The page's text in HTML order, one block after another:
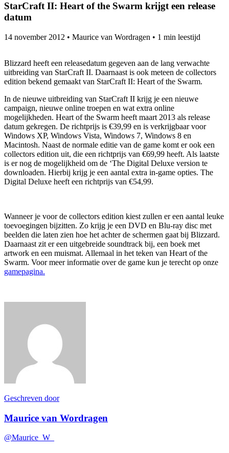
StarCraft II: Heart of the Swarm krijgt een release
datum
14 november 2012 • Maurice van Wordragen • 1 min leestijd
Blizzard heeft een releasedatum gegeven aan de lang verwachte
uitbreiding van StarCraft II. Daarnaast is ook meteen de collectors
edition bekend gemaakt van StarCraft II: Heart of the Swarm.
In de nieuwe uitbreiding van StarCraft II krijg je een nieuwe
campaign, nieuwe online troepen en wat extra online
mogelijkheden. Heart of the Swarm heeft maart 2013 als release
datum gekregen. De richtprijs is €39,99 en is verkrijgbaar voor
Windows XP, Windows Vista, Windows 7, Windows 8 en
Macintosh. Naast de normale editie van de game komt er ook een
collectors edition uit, die een richtprijs van €69,99 heeft. Als laatste
is er nog de mogelijkheid om de ‘The Digital Deluxe version te
downloaden. Hierbij krijg je een aantal extra in-game opties. The
Digital Deluxe heeft een richtprijs van €54,99.
Wanneer je voor de collectors edition kiest zullen er een aantal leuke
toevoegingen bijzitten. Zo krijg je een DVD en Blu-ray disc met
beelden die laten zien hoe het achter de schermen gaat bij Blizzard.
Daarnaast zit er een uitgebreide soundtrack bij, een boek met
artwork en een muismat. Allemaal in het teken van Heart of the
Swarm. Voor meer informatie over de game kun je terecht op onze
gamepagina.
Geschreven door
Maurice van Wordragen
@Maurice_W_